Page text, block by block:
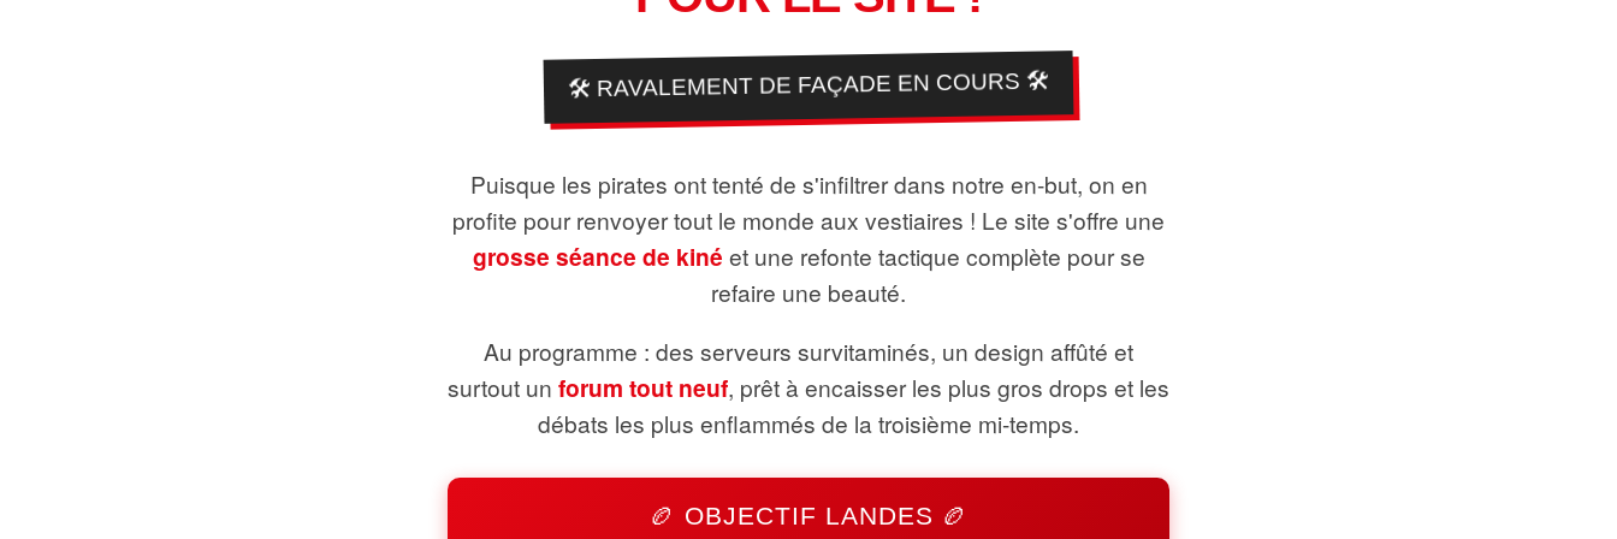
🛠️ RAVALEMENT DE FAÇADE EN COURS 🛠️
Puisque les pirates ont tenté de s'infiltrer dans notre en-but, on en
profite pour renvoyer tout le monde aux vestiaires ! Le site s'offre une
grosse séance de kiné et une refonte tactique complète pour se
refaire une beauté.
Au programme : des serveurs survitaminés, un design affûté et
surtout un forum tout neuf, prêt à encaisser les plus gros drops et les
débats les plus enflammés de la troisième mi-temps.
🏉 OBJECTIF LANDES 🏉